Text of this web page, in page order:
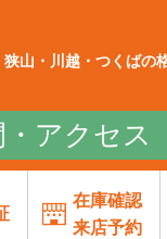
山・川越・つくばの
アクセス
在庫確認
来店予約